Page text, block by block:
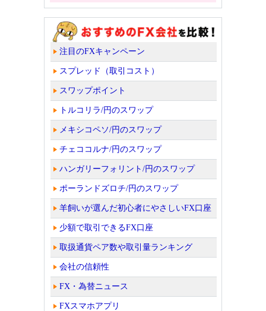
注目のFXキャンペーン
スプレッド（取引コスト）
スワップポイント
トルコリラ/円のスワップ
メキシコペソ/円のスワップ
チェココルナ/円のスワップ
ハンガリーフォリント/円のスワップ
ポーランドズロチ/円のスワップ
羊飼いが選んだ初心者にやさしいFX口座
少額で取引できるFX口座
取扱通貨ペア数や取引量ランキング
会社の信頼性
FX・為替ニュース
FXスマホアプリ